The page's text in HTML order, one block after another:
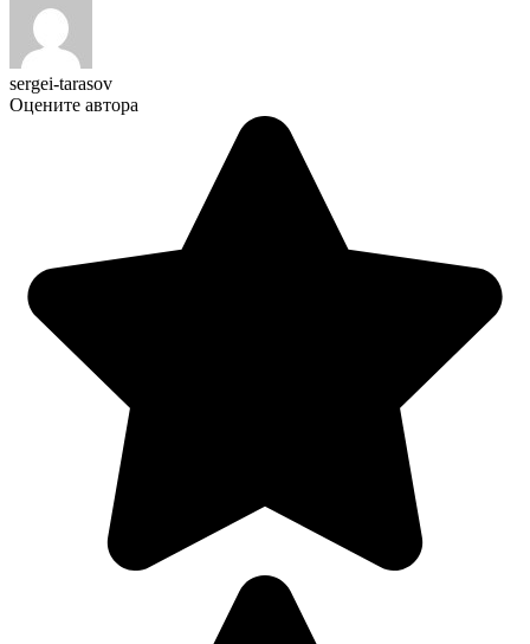
sergei-tarasov
Оцените автора